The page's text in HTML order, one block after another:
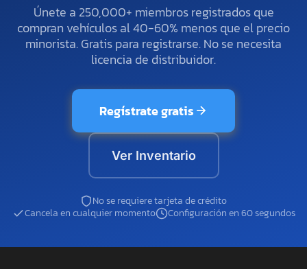
Únete a 250,000+ miembros registrados que
compran vehículos al 40-60% menos que el precio
minorista. Gratis para registrarse. No se necesita
licencia de distribuidor.
Regístrate gratis
Ver Inventario
No se requiere tarjeta de crédito
Cancela en cualquier momento
Configuración en 60 segundos